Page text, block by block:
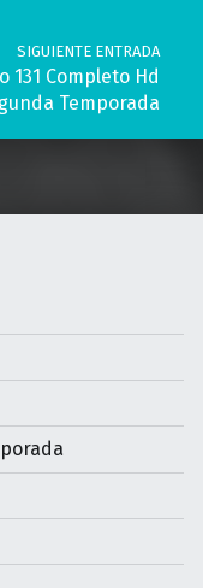
SIGUIENTE ENTRADA
131 Completo Hd
Temporada